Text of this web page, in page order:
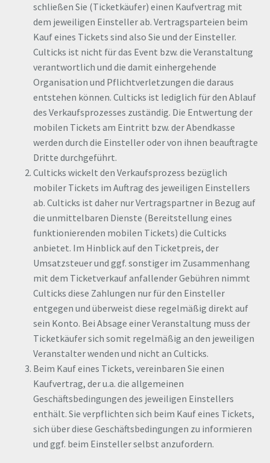
schließen Sie (Ticketkäufer) einen Kaufvertrag mit
dem jeweiligen Einsteller ab. Vertragsparteien beim
Kauf eines Tickets sind also Sie und der Einsteller.
Culticks ist nicht für das Event bzw. die Veranstaltung
verantwortlich und die damit einhergehende
Organisation und Pflichtverletzungen die daraus
entstehen können. Culticks ist lediglich für den Ablauf
des Verkaufsprozesses zuständig. Die Entwertung der
mobilen Tickets am Eintritt bzw. der Abendkasse
werden durch die Einsteller oder von ihnen beauftragte
Dritte durchgeführt.
Culticks wickelt den Verkaufsprozess bezüglich
mobiler Tickets im Auftrag des jeweiligen Einstellers
ab. Culticks ist daher nur Vertragspartner in Bezug auf
die unmittelbaren Dienste (Bereitstellung eines
funktionierenden mobilen Tickets) die Culticks
anbietet. Im Hinblick auf den Ticketpreis, der
Umsatzsteuer und ggf. sonstiger im Zusammenhang
mit dem Ticketverkauf anfallender Gebühren nimmt
Culticks diese Zahlungen nur für den Einsteller
entgegen und überweist diese regelmäßig direkt auf
sein Konto. Bei Absage einer Veranstaltung muss der
Ticketkäufer sich somit regelmäßig an den jeweiligen
Veranstalter wenden und nicht an Culticks.
Beim Kauf eines Tickets, vereinbaren Sie einen
Kaufvertrag, der u.a. die allgemeinen
Geschäftsbedingungen des jeweiligen Einstellers
enthält. Sie verpflichten sich beim Kauf eines Tickets,
sich über diese Geschäftsbedingungen zu informieren
und ggf. beim Einsteller selbst anzufordern.